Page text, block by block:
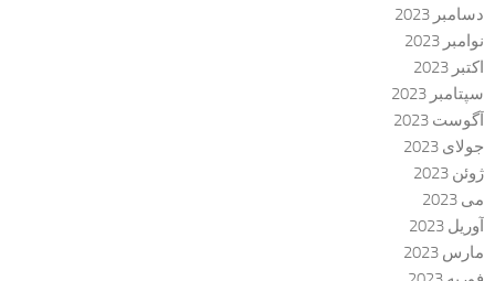
دسامبر 2023
نوامبر 2023
اکتبر 2023
سپتامبر 2023
آگوست 2023
جولای 2023
ژوئن 2023
می 2023
آوریل 2023
مارس 2023